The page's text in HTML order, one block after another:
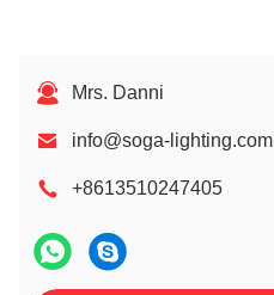
Mrs. Danni
info@soga-lighting.com
+8613510247405